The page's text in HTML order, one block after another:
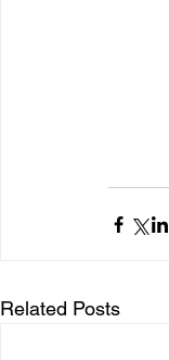
Related Posts